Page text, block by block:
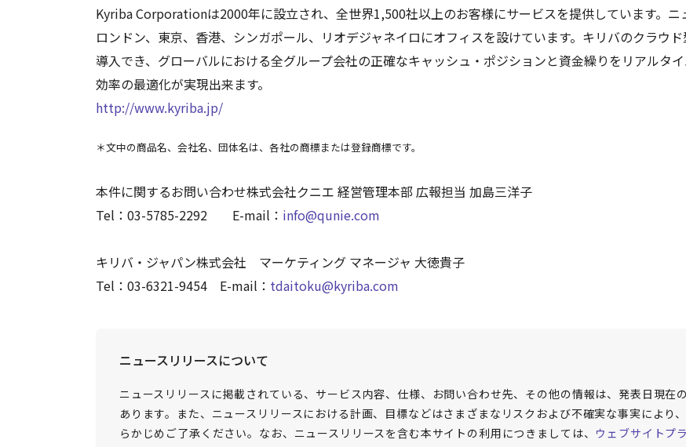
Kyriba Corporationは2000年に設立され、全世界1,500社以上のお客様にサービスを提供しています。ニ
ロンドン、東京、香港、シンガポール、リオデジャネイロにオフィスを設けています。キリバのクラウ
導入でき、グローバルにおける全グループ会社の正確なキャッシュ・ポジションと資金繰りをリアルタ
効率の最適化が実現出来ます。
http://www.kyriba.jp/
＊文中の商品名、会社名、団体名は、各社の商標または登録商標です。
本件に関するお問い合わせ株式会社クニエ 経営管理本部 広報担当 加島三洋子
Tel：03-5785-2292 E-mail： info@qunie.com
キリバ・ジャパン株式会社 マーケティング マネージャ 大徳貴子
Tel：03-6321-9454 E-mail： tdaitoku@kyriba.com
ニュースリリースについて
ニュースリリースに掲載されている、サービス内容、仕様、お問い合わせ先、その他の情報は、発表日現在
あります。また、ニュースリリースにおける計画、目標などはさまざまなリスクおよび不確実な事実により
らかじめご了承ください。なお、ニュースリリースを含む本サイトの利用につきましては、 ウェブサイトプ